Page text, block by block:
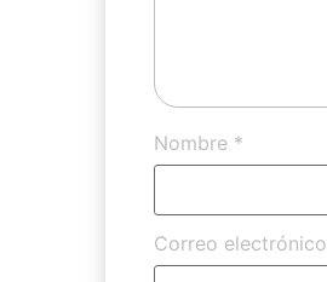
Nombre *
Correo electrónico